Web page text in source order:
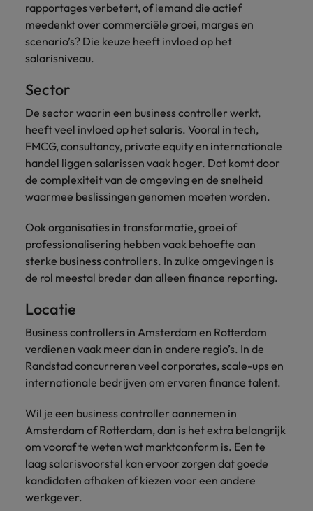
rapportages verbetert, of iemand die actief
meedenkt over commerciële groei, marges en
scenario’s? Die keuze heeft invloed op het
salarisniveau.
Sector
De sector waarin een business controller werkt,
heeft veel invloed op het salaris. Vooral in tech,
FMCG, consultancy, private equity en internationale
handel liggen salarissen vaak hoger. Dat komt door
de complexiteit van de omgeving en de snelheid
waarmee beslissingen genomen moeten worden.
Ook organisaties in transformatie, groei of
professionalisering hebben vaak behoefte aan
sterke business controllers. In zulke omgevingen is
de rol meestal breder dan alleen finance reporting.
Locatie
Business controllers in Amsterdam en Rotterdam
verdienen vaak meer dan in andere regio’s. In de
Randstad concurreren veel corporates, scale-ups en
internationale bedrijven om ervaren finance talent.
Wil je een business controller aannemen in
Amsterdam of Rotterdam, dan is het extra belangrijk
om vooraf te weten wat marktconform is. Een te
laag salarisvoorstel kan ervoor zorgen dat goede
kandidaten afhaken of kiezen voor een andere
werkgever.